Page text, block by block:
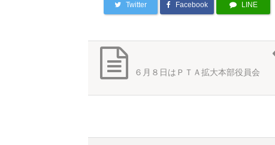
Twitter Facebook LINE
６月８日はＰＴＡ拡大本部役員会